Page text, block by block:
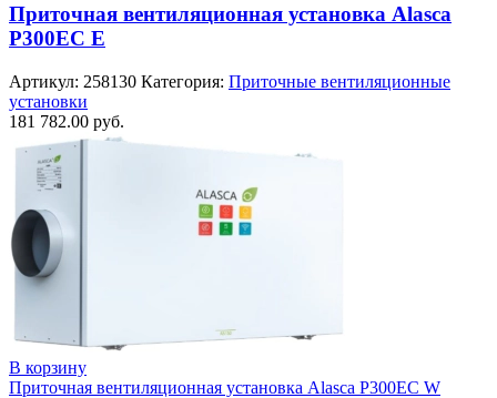
Приточная вентиляционная установка Alasca
P300EC E
Артикул: 258130 Категория: Приточные вентиляционные
установки
181 782.00 руб.
В корзину
Приточная вентиляционная установка Alasca P300EC W